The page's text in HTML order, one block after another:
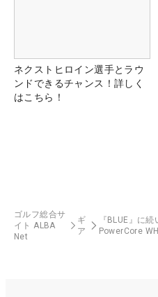
ネクストヒロイン選手とラウ
ンドできるチャンス！詳しく
はこちら！
ゴルフ総合サ
イト ALBA
Net
ギ
ア
『BLUE』に
PowerCore